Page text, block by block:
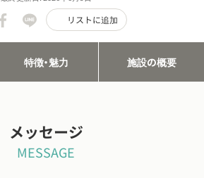
リストに追加
特徴・魅力 施設の概要
メッセージ
MESSAGE